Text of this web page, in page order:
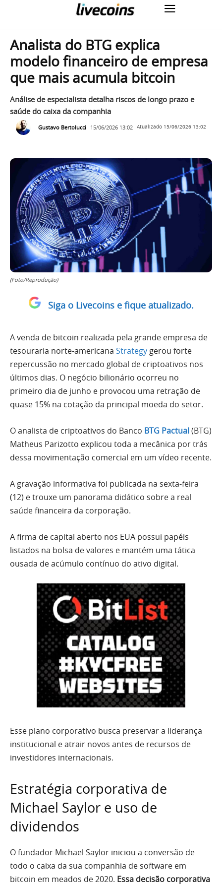
Analista do BTG explica
modelo financeiro de empresa
que mais acumula bitcoin
Análise de especialista detalha riscos de longo prazo e
saúde do caixa da companhia
Gustavo Bertolucci 15/06/2026 13:02 Atualizado 15/06/2026 13:02
(Foto/Reprodução)
Siga o Livecoins e fique atualizado.
A venda de bitcoin realizada pela grande empresa de
tesouraria norte-americana Strategy gerou forte
repercussão no mercado global de criptoativos nos
últimos dias. O negócio bilionário ocorreu no
primeiro dia de junho e provocou uma retração de
quase 15% na cotação da principal moeda do setor.
O analista de criptoativos do Banco BTG Pactual(BTG)
Matheus Parizotto explicou toda a mecânica por trás
dessa movimentação comercial em um vídeo recente.
A gravação informativa foi publicada na sexta-feira
(12) e trouxe um panorama didático sobre a real
saúde financeira da corporação.
A firma de capital aberto nos EUA possui papéis
listados na bolsa de valores e mantém uma tática
ousada de acúmulo contínuo do ativo digital.
Esse plano corporativo busca preservar a liderança
institucional e atrair novos antes de recursos de
investidores internacionais.
Estratégia corporativa de
Michael Saylor e uso de
dividendos
O fundador Michael Saylor iniciou a conversão de
todo o caixa da sua companhia de software em
bitcoin em meados de 2020. Essa decisão corporativa